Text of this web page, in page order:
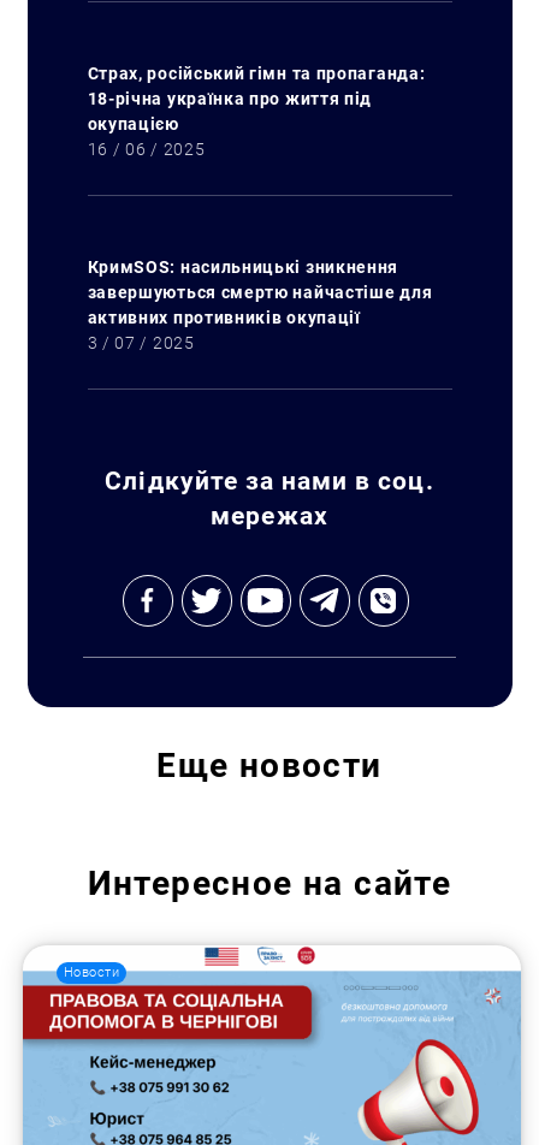
Страх, російський гімн та пропаганда:
18-річна українка про життя під
окупацією
16 / 06 / 2025
КримSOS: насильницькі зникнення
завершуються смертю найчастіше для
активних противників окупації
3 / 07 / 2025
Слідкуйте за нами в соц.
мережах
Еще новости
Интересное на сайте
Новости